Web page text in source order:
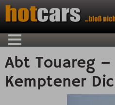
Abt Touareg
Kemptener